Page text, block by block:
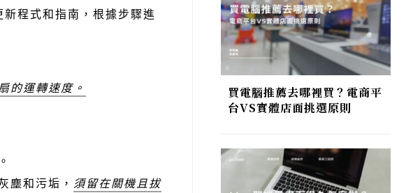
程式和指南，根據步驟進
的運轉速度。
塵和污垢， 須留在關機且拔
買電腦推薦去哪裡買？電商平
台VS實體店面挑選原則